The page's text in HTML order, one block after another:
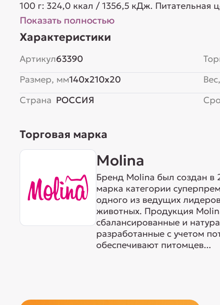
100 г: 324,0 ккал / 1356,5 кДж. Питательная
минералы: железо, калий, кобальт,
Показать полностью
Характеристики
Артикул63390
Размер, мм140x210x20
Страна РОССИЯ
Торговая марка
Molina
Бренд Molina был создан в
марка категории
одного из ведущих
животных. Продукция
сбалансированные и
разработанные с учетом
обеспечивают питомцев...